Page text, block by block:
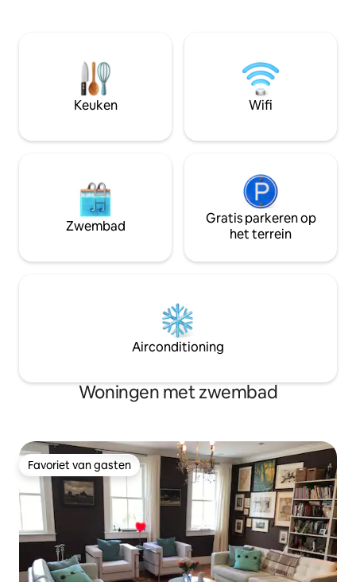
gasten van Live Oak Villas. Toegang tot
het strand en het zwembad, de
Seabrook Island Beach Club en
eetgelegenheden met een spectaculair
anderhalve kilometer afstand.
zwembad
beschikbaar:
volwassenen. *
auto 's/
= garage 4 =oprit.
Keuken Wifi
Zwembad
Gratis parkeren op
het terrein
Airconditioning
Woningen met zwembad
Favoriet van gasten
Favoriet van gasten